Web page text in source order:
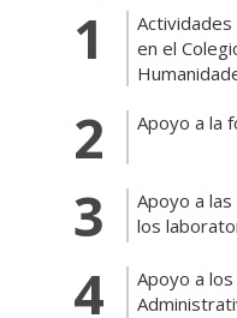
en el
Apoyo a la
Apoyo a
los
Apoyo a